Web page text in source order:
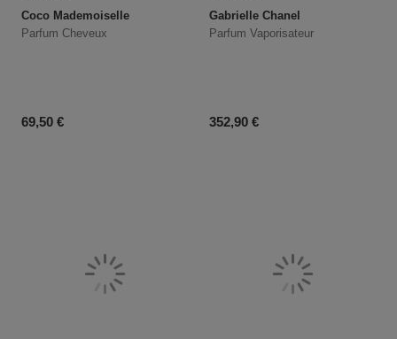
Coco Mademoiselle
Parfum Cheveux
Prix du produit
69,50 €
Gabrielle Chanel
Parfum Vaporisateur
Prix du produit
352,90 €